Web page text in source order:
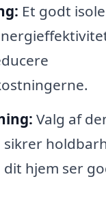
Et godt
Valg af
hjem ser